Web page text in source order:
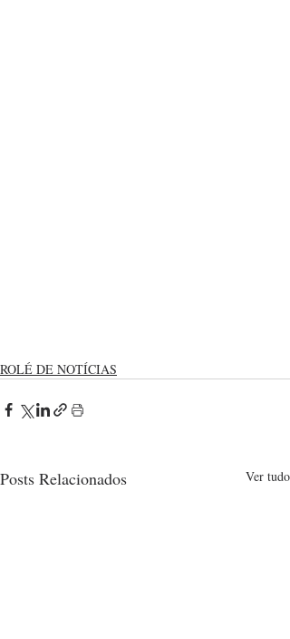
ROLÉ DE NOTÍCIAS
Posts Relacionados Ver tudo